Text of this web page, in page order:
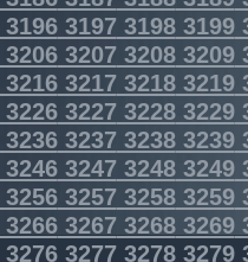
3197 31983199
3207 32083209
3217 32183219
3227 32283229
3237 32383239
3247 32483249
3257 32583259
3267 32683269
327732783279